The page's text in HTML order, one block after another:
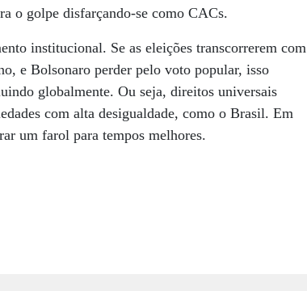
o golpe disfarçando-se como CACs.
institucional. Se as eleições transcorrerem com
e Bolsonaro perder pelo voto popular, isso
globalmente. Ou seja, direitos universais
com alta desigualdade, como o Brasil. Em
um farol para tempos melhores.